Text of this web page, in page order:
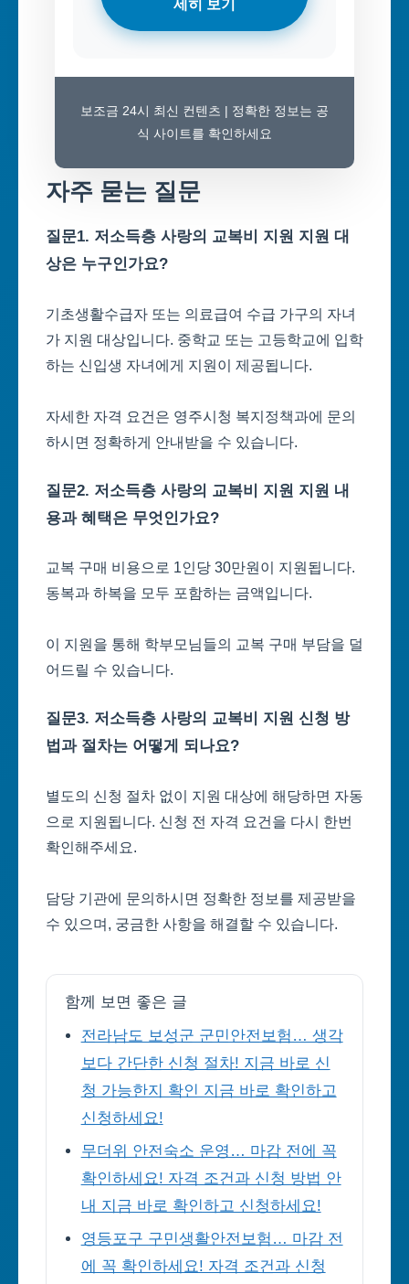
세히 보기
보조금 24시 최신 컨텐츠 | 정확한 정보는 공
식 사이트를 확인하세요
자주 묻는 질문
질문1. 저소득층 사랑의 교복비 지원 지원 대
상은 누구인가요?
기초생활수급자 또는 의료급여 수급 가구의 자녀
가 지원 대상입니다. 중학교 또는 고등학교에 입학
하는 신입생 자녀에게 지원이 제공됩니다.
자세한 자격 요건은 영주시청 복지정책과에 문의
하시면 정확하게 안내받을 수 있습니다.
질문2. 저소득층 사랑의 교복비 지원 지원 내
용과 혜택은 무엇인가요?
교복 구매 비용으로 1인당 30만원이 지원됩니다.
동복과 하복을 모두 포함하는 금액입니다.
이 지원을 통해 학부모님들의 교복 구매 부담을 덜
어드릴 수 있습니다.
질문3. 저소득층 사랑의 교복비 지원 신청 방
법과 절차는 어떻게 되나요?
별도의 신청 절차 없이 지원 대상에 해당하면 자동
으로 지원됩니다. 신청 전 자격 요건을 다시 한번
확인해주세요.
담당 기관에 문의하시면 정확한 정보를 제공받을
수 있으며, 궁금한 사항을 해결할 수 있습니다.
함께 보면 좋은 글
전라남도 보성군 군민안전보험… 생각
보다 간단한 신청 절차! 지금 바로 신
청 가능한지 확인 지금 바로 확인하고
신청하세요!
무더위 안전숙소 운영… 마감 전에 꼭
확인하세요! 자격 조건과 신청 방법 안
내 지금 바로 확인하고 신청하세요!
영등포구 구민생활안전보험… 마감 전
에 꼭 확인하세요! 자격 조건과 신청